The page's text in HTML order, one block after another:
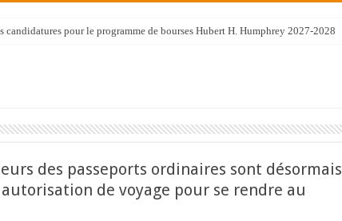
candidatures pour le programme de bourses Hubert H. Humphrey 2027-2028
des passeports ordinaires sont désormais
de voyage pour se rendre au